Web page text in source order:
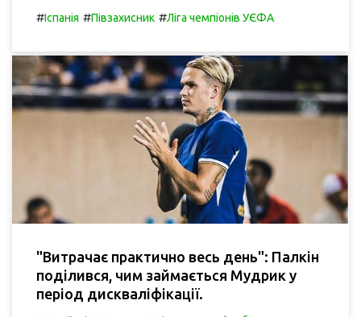
#Іспанія #Півзахисник #Ліга чемпіонів УЄФА
"Витрачає практично весь день": Палкін
поділився, чим займається Мудрик у
період дискваліфікації.